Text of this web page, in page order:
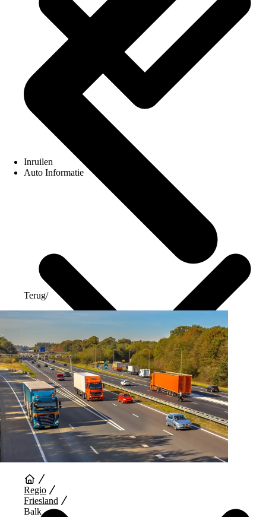
Inruilen
Auto Informatie
Auto Diensten
Terug/
Regio
Friesland
Balk